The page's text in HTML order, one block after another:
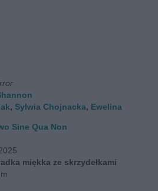
, Sylwia Chojnacka, Ewelina
Sine Qua Non
miękka ze skrzydełkami